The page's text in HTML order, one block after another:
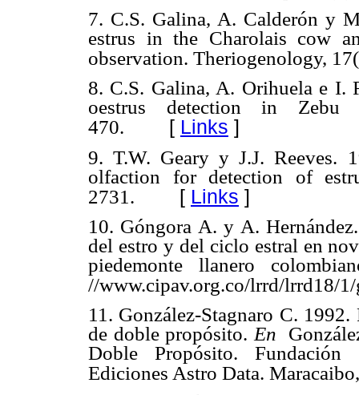
7. C.S. Galina, A. Calderón y
estrus in the Charolais cow
observation. Theriogenology,
8. C.S. Galina, A. Orihuela e I.
oestrus detection in
470. [ Links ]
9. T.W. Geary y J.J. Reeves.
olfaction for detection of
2731. [ Links ]
10. Góngora A. y A.
del estro y del ciclo estral en
piedemonte llanero
//www.cipav.org.co/lrrd/lrrd18/
11. González-Stagnaro C.
de doble propósito. En
Doble Propósito.
Ediciones Astro Data.